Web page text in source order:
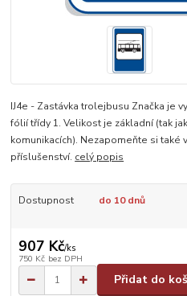
IJ4e - Zastávka trolejbusu Značka je
fólií třídy 1. Velikost je základní (tak
komunikacích). Nezapomeňte si také
příslušenství. celý popis
Dostupnost do 10 dnů
907 Kč/ks
750 Kč bez DPH
Přidat do